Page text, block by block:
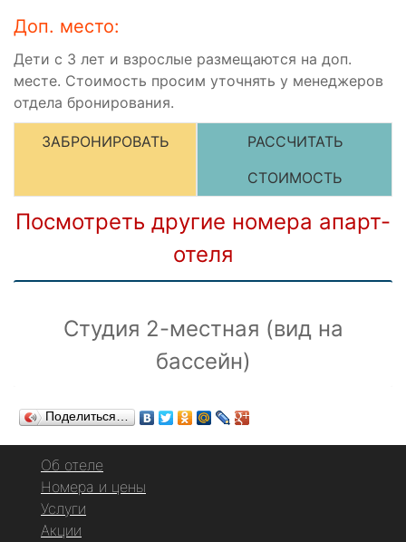
Доп. место:
Дети с 3 лет и взрослые размещаются на доп.
месте. Стоимость просим уточнять у менеджеров
отдела бронирования.
ЗАБРОНИРОВАТЬ
РАССЧИТАТЬ
СТОИМОСТЬ
Посмотреть другие номера апарт-
отеля
Студия 2-местная (вид на
бассейн)
Поделиться…
Об отеле
Номера и цены
Услуги
Акции